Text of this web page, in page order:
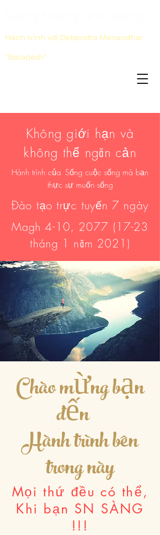
Hành trình với Debendra Manandhar
"Baradesh"
Không giới hạn và
không thể ngăn cản
Hành trình của Sống cuộc sống mà bạn
thực sự muốn sống
Đào tạo trực tuyến 7 ngày
Magh 4-10, 2077 (17-23
tháng 1 năm 2021)
Chào mừng bạn
đến
Hành trình bên
trong này
Mọi thứ đều có thể,
Khi bạn SN SÀNG
!!!